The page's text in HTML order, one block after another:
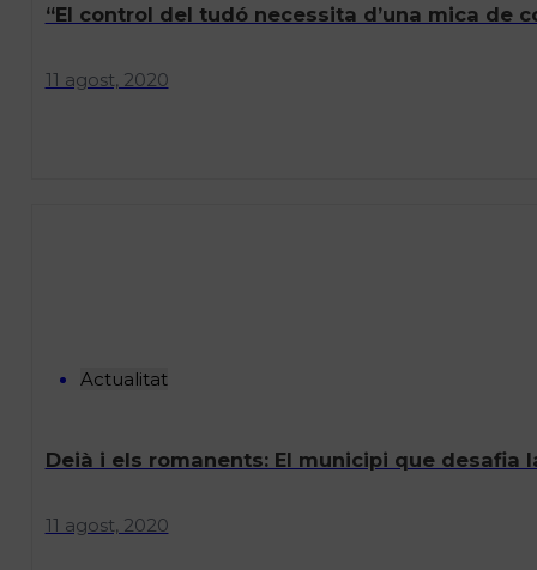
“El control del tudó necessita d’una mica de
11 agost, 2020
Actualitat
Deià i els romanents: El municipi que desafia
11 agost, 2020